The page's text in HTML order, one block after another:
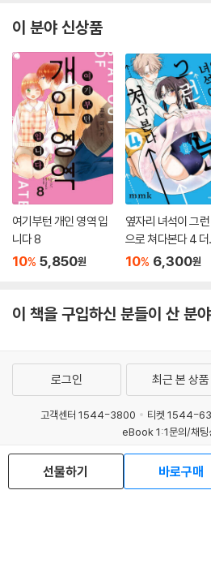
이 분야 신상품
여기부턴 개인 영역 입
니다 8
10% 5,850원
옆자리 녀석이 그런
으로 쳐다본다 4 더
특전판
10% 6,300원
이 책을 구입하신 분들이 산 분
선물하기 바로구매
로그인 최근 본 상품
고객센터 1544-3800 티켓 1544-
eBook 1:1문의/채팅
예스이십사(주) 사업자
이용약관
개인정보처리방침